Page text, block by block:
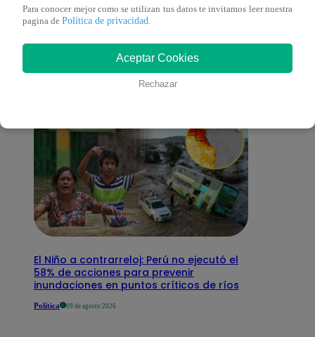
También te puede
interesar
El Niño a contrarreloj: Perú no ejecutó el
58% de acciones para prevenir
inundaciones en puntos críticos de ríos
Política 09 de agosto 2026
Para conocer mejor como se utilizan tus datos te invitamos leer nuestra
pagina de Política de privacidad.
Aceptar Cookies
Rechazar